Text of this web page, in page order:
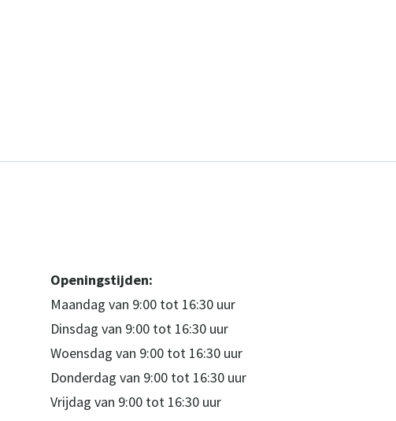
Openingstijden:
Maandag van 9:00 tot 16:30 uur
Dinsdag van 9:00 tot 16:30 uur
Woensdag van 9:00 tot 16:30 uur
Donderdag van 9:00 tot 16:30 uur
Vrijdag van 9:00 tot 16:30 uur